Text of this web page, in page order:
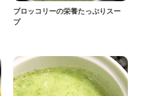
ブロッコリーの栄養たっぷりスー
プ